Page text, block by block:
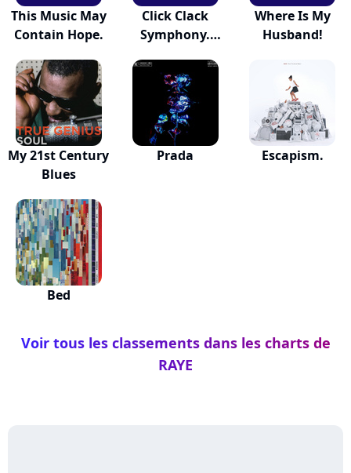
This Music May
Contain Hope.
Click Clack
Symphony.
Where Is My
Husband!
My 21st Century
Blues
Prada Escapism.
Bed
Voir tous les classements dans les charts de
RAYE